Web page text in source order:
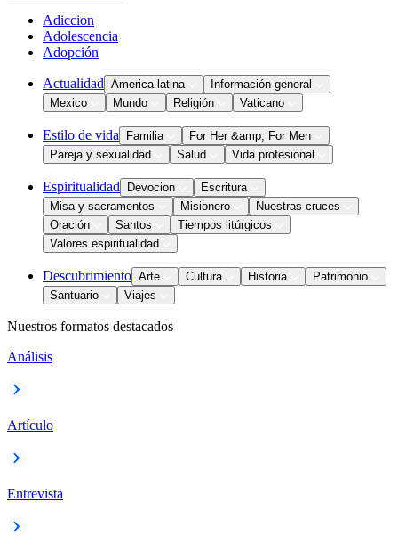
Adiccion
Adolescencia
Adopción
Actualidad America latina
Información general
Mexico
Mundo Religión Vaticano
Estilo de vida Familia
For Her &amp; For Men
Pareja y sexualidad
Salud Vida profesional
Espiritualidad Devocion
Escritura
Misa y sacramentos
Misionero
Nuestras cruces
Oración
Santos
Tiempos litúrgicos
Valores espiritualidad
Descubrimiento Arte Cultura Historia
Patrimonio
Santuario
Viajes
Nuestros formatos destacados
Análisis
Artículo
Entrevista